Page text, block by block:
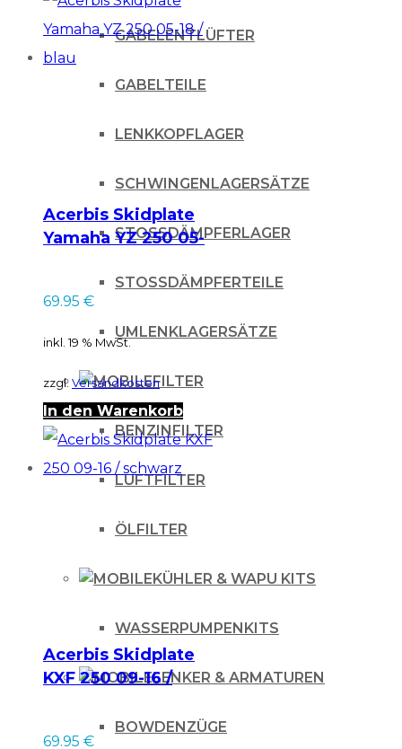
GABELENTLÜFTER
GABELTEILE
LENKKOPFLAGER
SCHWINGENLAGERSÄTZE
STOSSDÄMPFERLAGER
STOSSDÄMPFERTEILE
UMLENKLAGERSÄTZE
FILTER
BENZINFILTER
LUFTFILTER
ÖLFILTER
KÜHLER & WAPU KITS
WASSERPUMPENKITS
LENKER & ARMATUREN
BOWDENZÜGE
Acerbis Skidplate
Yamaha YZ 250 05-
69.95 €
inkl. 19 % MwSt.
zzgl.Versandkosten
In den Warenkorb
Acerbis Skidplate
KXF 250 09-16 /
69.95 €